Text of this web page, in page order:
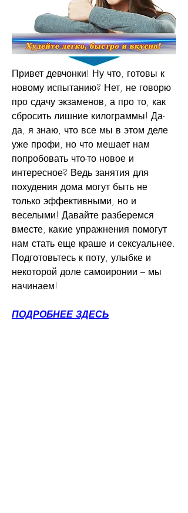
Привет девчонки! Ну что, готовы к
новому испытанию? Нет, не говорю
про сдачу экзаменов, а про то, как
сбросить лишние килограммы! Да-
да, я знаю, что все мы в этом деле
уже профи, но что мешает нам
попробовать что-то новое и
интересное? Ведь занятия для
похудения дома могут быть не
только эффективными, но и
веселыми! Давайте разберемся
вместе, какие упражнения помогут
нам стать еще краше и сексуальнее.
Подготовьтесь к поту, улыбке и
некоторой доле самоиронии – мы
начинаем!
ПОДРОБНЕЕ ЗДЕСЬ